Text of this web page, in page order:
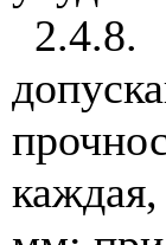
2.4.8.